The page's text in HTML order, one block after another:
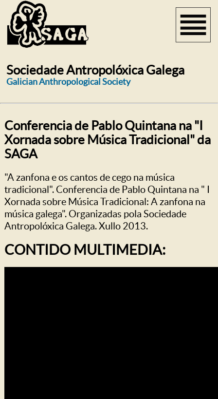
Sociedade Antropolóxica Galega
Galician Anthropological Society
Conferencia de Pablo Quintana na "I
Xornada sobre Música Tradicional" da
SAGA
"A zanfona e os cantos de cego na música
tradicional". Conferencia de Pablo Quintana na " I
Xornada sobre Música Tradicional: A zanfona na
música galega". Organizadas pola Sociedade
Antropolóxica Galega. Xullo 2013.
CONTIDO MULTIMEDIA: